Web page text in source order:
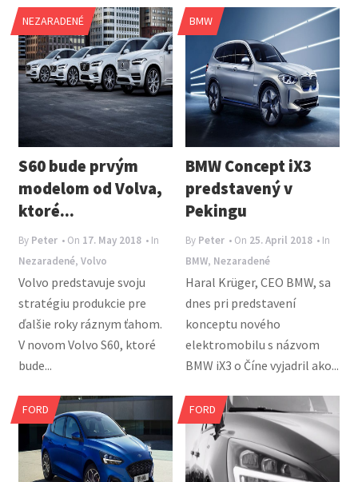
NEZARADENÉ
S60 bude prvým
modelom od Volva,
ktoré...
By Peter • On 17. May 2018 • In
Nezaradené,Volvo
Volvo predstavuje svoju
stratégiu produkcie pre
ďalšie roky ráznym ťahom.
V novom Volvo S60, ktoré
bude...
BMW
BMW Concept iX3
predstavený v
Pekingu
By Peter • On 25. April 2018 • In
BMW, Nezaradené
Haral Krüger, CEO BMW, sa
dnes pri predstavení
konceptu nového
elektromobilu s názvom
BMW iX3 o Číne vyjadril ako...
FORD FORD